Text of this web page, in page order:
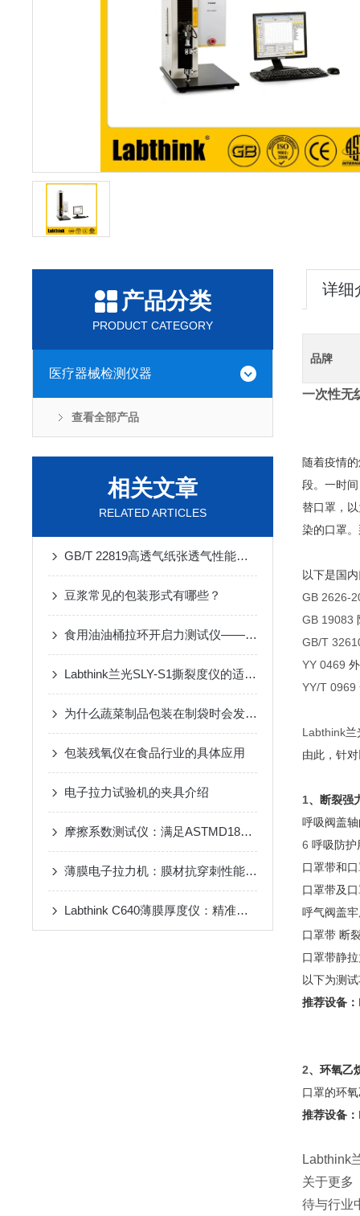
产品分类
PRODUCT CATEGORY
医疗器械检测仪器
查看全部产品
相关文章
RELATED ARTICLES
GB/T 22819高透气纸张透气性能测试仪——试验方法
豆浆常见的包装形式有哪些？
食用油油桶拉环开启力测试仪——拉力试验机介绍
Labthink兰光SLY-S1撕裂度仪的适用性
为什么蔬菜制品包装在制袋时会发生打滑或跑偏？
包装残氧仪在食品行业的具体应用
电子拉力试验机的夹具介绍
摩擦系数测试仪：满足ASTMD1894标准精准测定塑料薄膜片材动/静摩擦
薄膜电子拉力机：膜材抗穿刺性能试验机专业设备
Labthink C640薄膜厚度仪：精准测量，薄膜厚度尽在掌握
详细
品牌
一次性无
随着疫情
段。一时
替口罩，
染的口罩
以下是国
GB 2626-
GB 19083
GB/T
YY 0469
YY/T 0969
Labthink兰
由此，针
1、断裂强
呼吸阀盖
6 呼吸防护
口罩带和
口罩带及
呼气阀盖
口罩带 断
口罩带静
以下为测
推荐设备：
2、环氧乙
口罩的环
推荐设备：
Labthink
关于更多
待与行业